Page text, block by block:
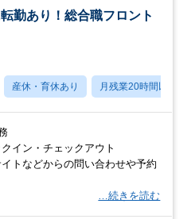
勤あり！総合職フロント
産休・育休あり 月残業20時間以内
クイン・チェックアウト
イトなどからの問い合わせや予約
…続きを読む